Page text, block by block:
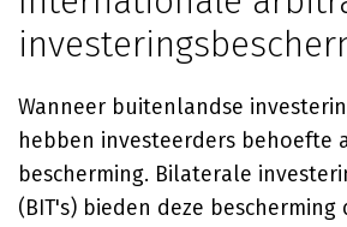
Wanneer buitenlandse
hebben investeerders behoefte
bescherming. Bilaterale
(BIT's) bieden deze bescherming